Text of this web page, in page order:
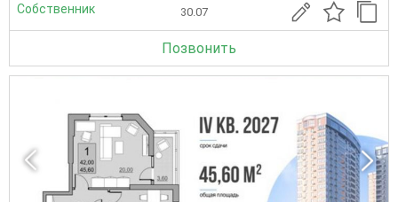
Собственник 30.07
Позвонить